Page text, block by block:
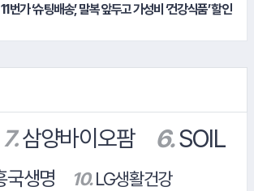
11번가 ‘슈팅배송’, 말복 앞두고 가성비 ‘건강식품’ 할인